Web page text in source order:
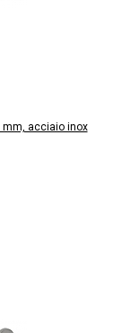
mm, acciaio inox